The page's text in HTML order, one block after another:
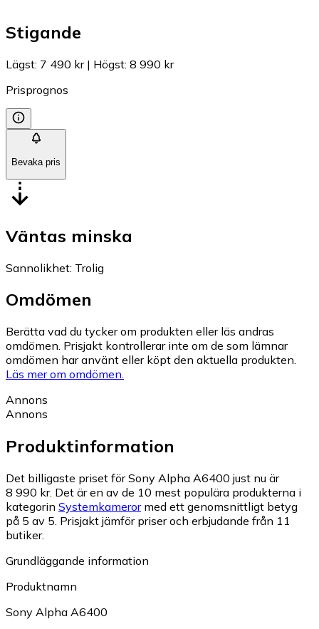
Stigande
Lägst: 7 490 kr| Högst: 8 990 kr
Prisprognos
Bevaka pris
Väntas minska
Sannolikhet: Trolig
Omdömen
Berätta vad du tycker om produkten eller läs andras
omdömen. Prisjakt kontrollerar inte om de som lämnar
omdömen har använt eller köpt den aktuella produkten.
Läs mer om omdömen.
Annons
Annons
Produktinformation
Det billigaste priset för Sony Alpha A6400 just nu är
8 990 kr. Det är en av de 10 mest populära produkterna i
kategorin Systemkamerormed ett genomsnittligt betyg
på 5 av 5. Prisjakt jämför priser och erbjudande från 11
butiker.
Grundläggande information
Produktnamn
Sony Alpha A6400